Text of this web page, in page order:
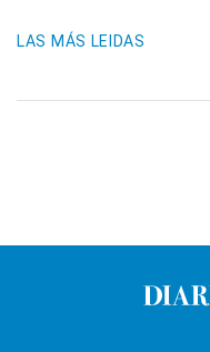
LAS MÁS LEIDAS